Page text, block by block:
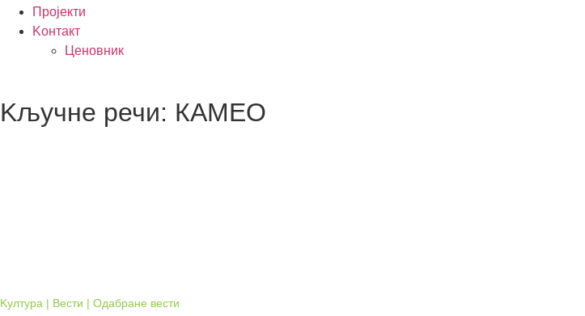
Пројекти
Kонтакт
Ценовник
Kључне речи: КАМЕО
Kултура | Вести | Одабране вести